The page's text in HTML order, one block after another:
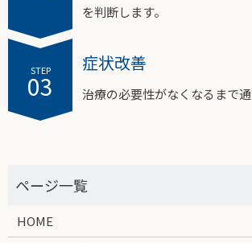
を判断します。
STEP
03
症状改善
治療の必要性がなくなるまで通
HOME